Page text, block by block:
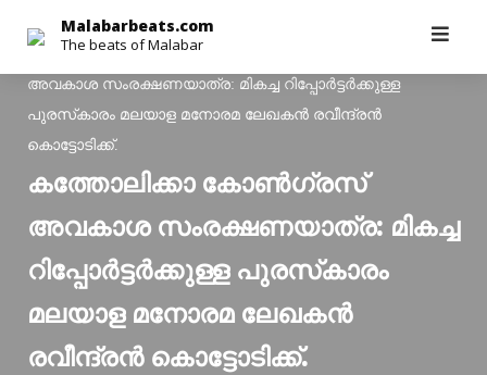
content
Malabarbeats.com
The beats of Malabar
Malabarbeats.com>Latest News
അവകാശ സംരക്ഷണയാത്ര: മികച്ച റിപ്പോര്‍ട്ടര്‍ക്കുള്ള
പുരസ്‌കാരം മലയാള മനോരമ ലേഖകന്‍ രവീന്ദ്രന്‍
കൊട്ടോടിക്ക്.
കത്തോലിക്കാ കോണ്‍ഗ്രസ്
അവകാശ സംരക്ഷണയാത്ര: മികച്ച
റിപ്പോര്‍ട്ടര്‍ക്കുള്ള പുരസ്‌കാരം
മലയാള മനോരമ ലേഖകന്‍
രവീന്ദ്രന്‍ കൊട്ടോടിക്ക്.